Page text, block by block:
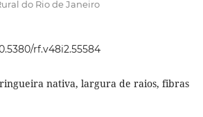
do Rio de Janeiro
rf.v48i2.55584
nativa, largura de raios, fibras